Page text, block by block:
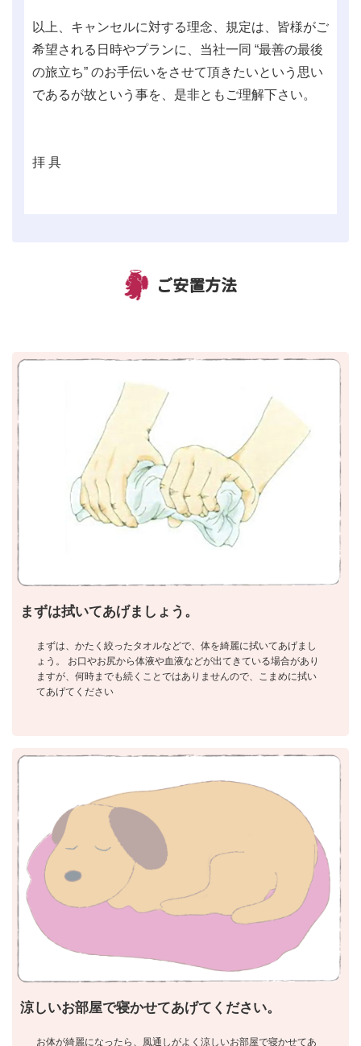
以上、キャンセルに対する理念、規定は、皆様がご
希望される日時やプランに、当社一同 “最善の最後
の旅立ち” のお手伝いをさせて頂きたいという思い
であるが故という事を、是非ともご理解下さい。
拝 具
ご安置方法
まずは拭いてあげましょう。
まずは、かたく絞ったタオルなどで、体を綺麗に拭いてあげまし
ょう。 お口やお尻から体液や血液などが出てきている場合があり
ますが、何時までも続くことではありませんので、こまめに拭い
てあげてください
涼しいお部屋で寝かせてあげてください。
お体が綺麗になったら、風通しがよく涼しいお部屋で寝かせてあ